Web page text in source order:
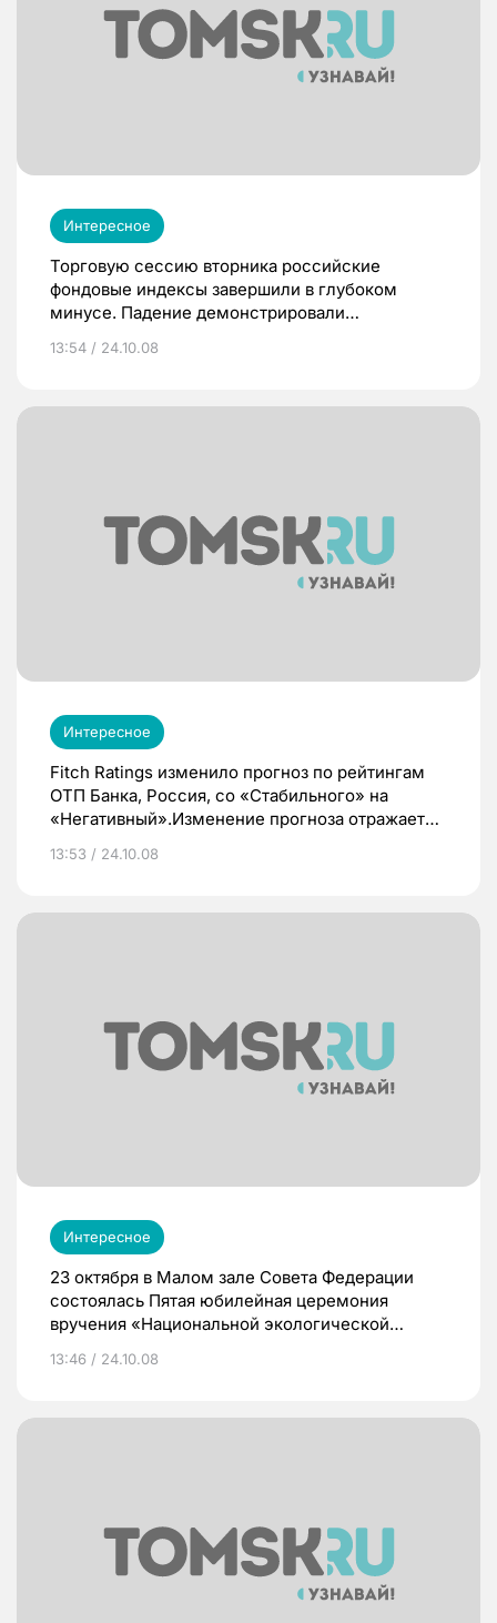
Интересное
Торговую сессию вторника российские
фондовые индексы завершили в глубоком
минусе. Падение демонстрировали
«обвалились» котировки сырьевых компаний:
Лукойл (-4.08%), «Роснефть» (-7.65%).
13:54 / 24.10.08
Интересное
Fitch Ratings изменило прогноз по рейтингам
ОТП Банка, Россия, со «Стабильного» на
«Негативный».Изменение прогноза отражает
ухудшения операционной среды в Венгрии,
мажоритарного акционера ОТП Банка.
13:53 / 24.10.08
Интересное
23 октября в Малом зале Совета Федерации
состоялась Пятая юбилейная церемония
вручения «Национальной экологической
Федерации награды за достижения в области
13:46 / 24.10.08